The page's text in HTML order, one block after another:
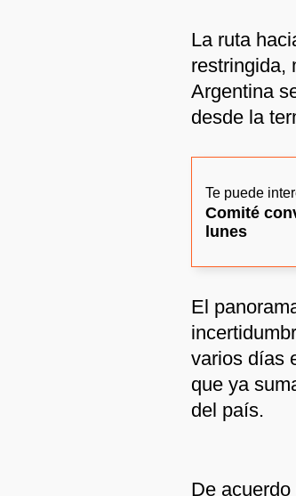
La ruta
restringida,
Argentina
desde la
Te puede
Comité
lunes
El
varios días
que ya
del país.
De